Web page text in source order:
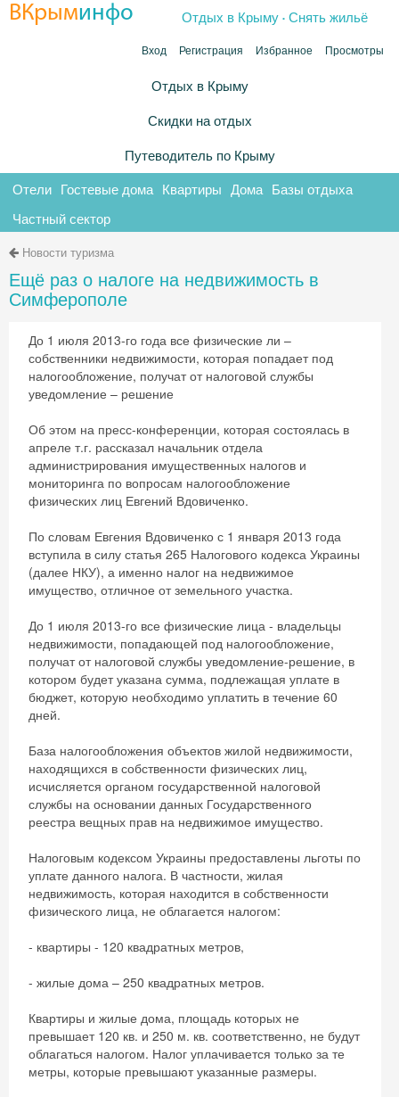
ВКрыминфо Отдых в Крыму .Снять жильё
Вход Регистрация Избранное Просмотры
Отдых в Крыму
Скидки на отдых
Путеводитель по Крыму
Отели Гостевые дома Квартиры Дома Базы отдыха
Частный сектор
Новости туризма
Ещё раз о налоге на недвижимость в
Симферополе
До 1 июля 2013-го года все физические ли –
собственники недвижимости, которая попадает под
налогообложение, получат от налоговой службы
уведомление – решение
Об этом на пресс-конференции, которая состоялась в
апреле т.г. рассказал начальник отдела
администрирования имущественных налогов и
мониторинга по вопросам налогообложение
физических лиц Евгений Вдовиченко.
По словам Евгения Вдовиченко с 1 января 2013 года
вступила в силу статья 265 Налогового кодекса Украины
(далее НКУ), а именно налог на недвижимое
имущество, отличное от земельного участка.
До 1 июля 2013-го все физические лица - владельцы
недвижимости, попадающей под налогообложение,
получат от налоговой службы уведомление-решение, в
котором будет указана сумма, подлежащая уплате в
бюджет, которую необходимо уплатить в течение 60
дней.
База налогообложения объектов жилой недвижимости,
находящихся в собственности физических лиц,
исчисляется органом государственной налоговой
службы на основании данных Государственного
реестра вещных прав на недвижимое имущество.
Налоговым кодексом Украины предоставлены льготы по
уплате данного налога. В частности, жилая
недвижимость, которая находится в собственности
физического лица, не облагается налогом:
- квартиры - 120 квадратных метров,
- жилые дома – 250 квадратных метров.
Квартиры и жилые дома, площадь которых не
превышает 120 кв. и 250 м. кв. соответственно, не будут
облагаться налогом. Налог уплачивается только за те
метры, которые превышают указанные размеры.